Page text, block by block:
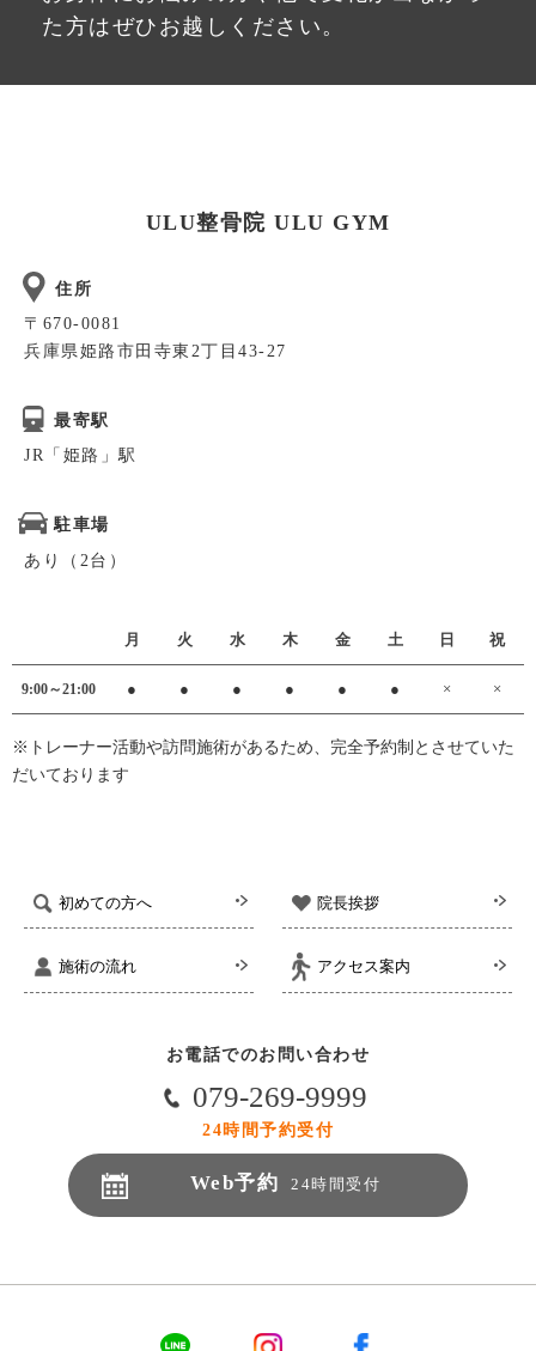
た方はぜひお越しください。
初めての方へ 院長挨拶
施術の流れ アクセス案内
ULU整骨院 ULU GYM
住所
〒670-0081
兵庫県姫路市田寺東2丁目43-27
最寄駅
JR「姫路」駅
駐車場
あり（2台）
月 火 水 木 金 土 日 祝
9:00～21:00 ● ● ● ● ● ● × ×
※トレーナー活動や訪問施術があるため、完全予約制とさせていた
だいております
お電話でのお問い合わせ
079-269-9999
24時間予約受付
Web予約 24時間受付